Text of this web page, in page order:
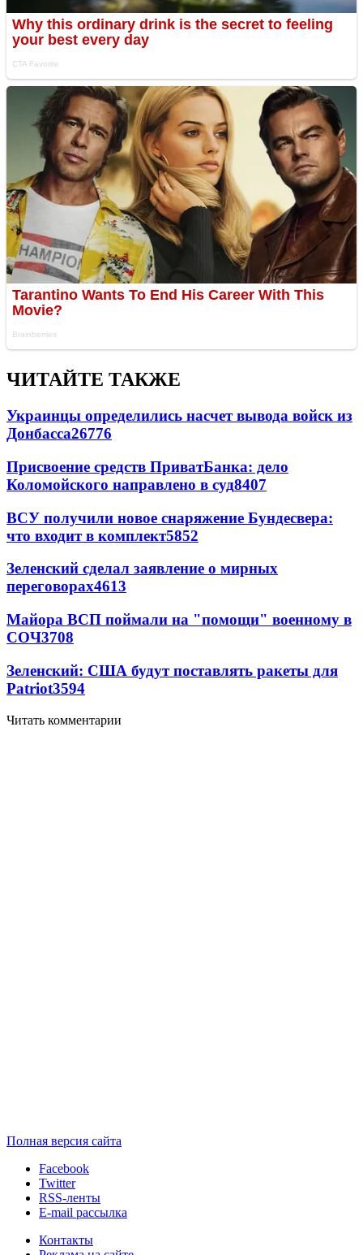
ЧИТАЙТЕ ТАКЖЕ
Украинцы определились насчет вывода войск из
Донбасса26776
Присвоение средств ПриватБанка: дело
Коломойского направлено в суд8407
ВСУ получили новое снаряжение Бундесвера:
что входит в комплект5852
Зеленский сделал заявление о мирных
переговорах4613
Майора ВСП поймали на "помощи" военному в
СОЧ3708
Зеленский: США будут поставлять ракеты для
Patriot3594
Читать комментарии
Полная версия сайта
Facebook
Twitter
RSS-ленты
E-mail рассылка
Контакты